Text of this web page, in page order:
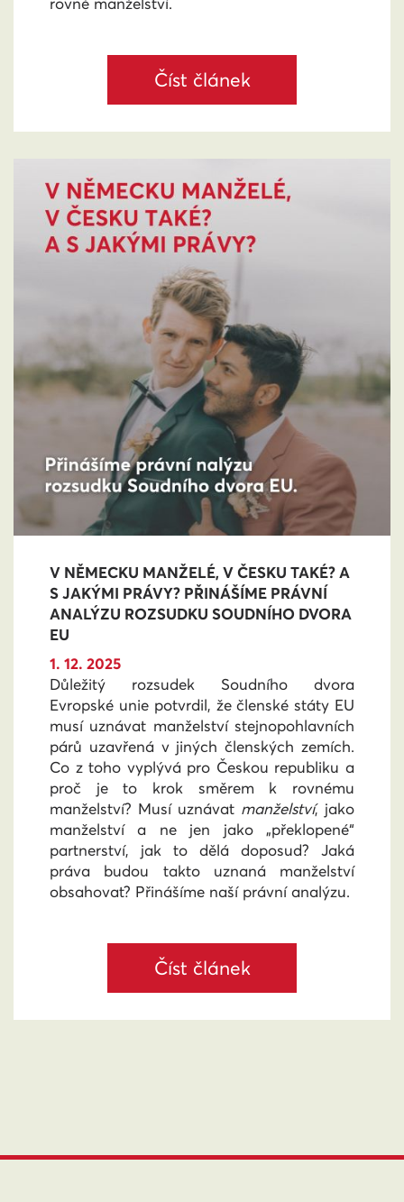
Číst článek
V NĚMECKU MANŽELÉ, V ČESKU TAKÉ? A
S JAKÝMI PRÁVY? PŘINÁŠÍME PRÁVNÍ
ANALÝZU ROZSUDKU SOUDNÍHO DVORA
EU
1. 12. 2025
Důležitý rozsudek Soudního dvora
Evropské unie potvrdil, že členské státy EU
musí uznávat manželství stejnopohlavních
párů uzavřená v jiných členských zemích.
Co z toho vyplývá pro Českou republiku a
proč je to krok směrem k rovnému
manželství? Musí uznávat manželství, jako
manželství a ne jen jako „překlopené“
partnerství, jak to dělá doposud? Jaká
práva budou takto uznaná manželství
obsahovat? Přinášíme naší právní analýzu.
Číst článek